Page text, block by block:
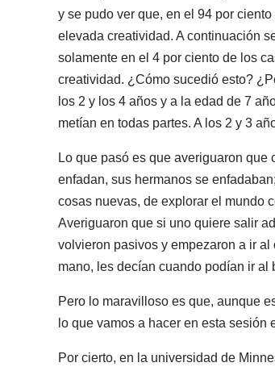
y se pudo ver que, en el 94 por
elevada creatividad. A continuación
solamente en el 4 por ciento de los
creatividad. ¿Cómo sucedió esto?
los 2 y los 4 años y a la edad de 7
metían en todas partes. A los 2 y 3
Lo que pasó es que averiguaron
enfadan, sus hermanos se
cosas nuevas, de explorar el mundo
Averiguaron que si uno quiere salir
volvieron pasivos y empezaron a ir
mano, les decían cuando podían ir al
Pero lo maravilloso es que, aunque
lo que vamos a hacer en esta
Por cierto, en la universidad de